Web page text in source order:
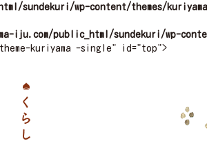
sundekuri/wp-content/themes/
iju.com/public_html/sundekuri/wp-
kuriyama -single" id="top">
くりエイト